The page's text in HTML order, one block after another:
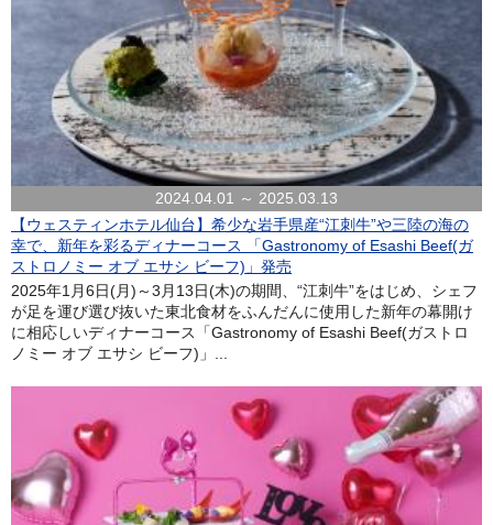
2024.04.01 ～ 2025.03.13
【ウェスティンホテル仙台】希少な岩手県産“江刺牛”や三陸の海の
幸で、新年を彩るディナーコース 「Gastronomy of Esashi Beef(ガ
ストロノミー オブ エサシ ビーフ)」発売
2025年1月6日(月)～3月13日(木)の期間、“江刺牛”をはじめ、シェフ
が足を運び選び抜いた東北食材をふんだんに使用した新年の幕開け
に相応しいディナーコース「Gastronomy of Esashi Beef(ガストロ
ノミー オブ エサシ ビーフ)」...